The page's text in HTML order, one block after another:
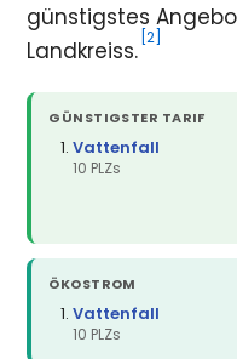
günstigstes
Landkreiss. [2]
GÜNSTIGSTER TARIF
Vattenfall
10 PLZs
ÖKOSTROM
Vattenfall
10 PLZs